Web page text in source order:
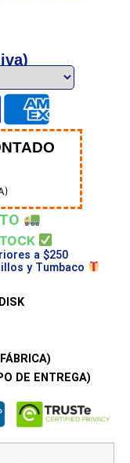
a $250
y Tumbaco
DE ENTREGA)